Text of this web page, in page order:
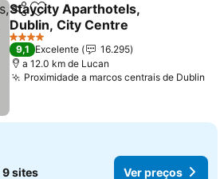
PartilharAdicionar aos favoritos
Staycity Aparthotels,
Dublin, City Centre
Ver preços
4 Estrelas
9,1 Excelente
16.295
a 12.0 km de Lucan
Proximidade a marcos centrais de Dublin
9 sites Ver preços